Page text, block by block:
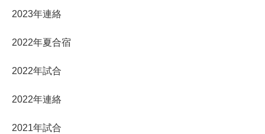
2023年連絡
2022年夏合宿
2022年試合
2022年連絡
2021年試合